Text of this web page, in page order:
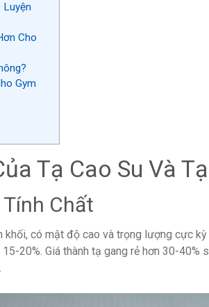
Luyện
Cho
Gym
Tạ Cao Su Và
Tính Chất
có mật độ cao và trọng lượng cực kỳ
20%. Giá thành tạ gang rẻ hơn 30-40%